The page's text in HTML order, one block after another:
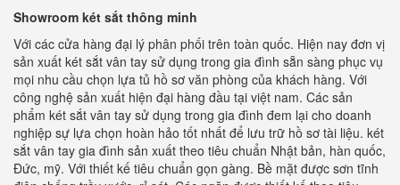
Showroom két sắt thông minh
Với các cửa hàng đại lý phân phối trên toàn quốc. Hiện nay đơn vị
sản xuất két sắt vân tay sử dụng trong gia đình sẵn sàng phục vụ
mọi nhu cầu chọn lựa tủ hồ sơ văn phòng của khách hàng. Với
công nghệ sản xuất hiện đại hàng đầu tại việt nam. Các sản
phẩm két sắt vân tay sử dụng trong gia đình đem lại cho doanh
nghiệp sự lựa chọn hoàn hảo tốt nhất để lưu trữ hồ sơ tài liệu. két
sắt vân tay gia đình sản xuất theo tiêu chuẩn Nhật bản, hàn quốc,
Đức, mỹ. Với thiết kế tiêu chuẩn gọn gàng. Bề mặt được sơn tĩnh